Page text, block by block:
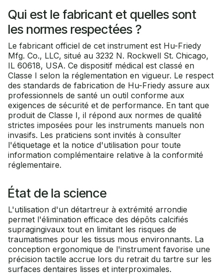
Qui est le fabricant et quelles sont
les normes respectées ?
Le fabricant officiel de cet instrument est Hu-Friedy
Mfg. Co., LLC, situé au 3232 N. Rockwell St. Chicago,
IL 60618, USA. Ce dispositif médical est classé en
Classe I selon la réglementation en vigueur. Le respect
des standards de fabrication de Hu-Friedy assure aux
professionnels de santé un outil conforme aux
exigences de sécurité et de performance. En tant que
produit de Classe I, il répond aux normes de qualité
strictes imposées pour les instruments manuels non
invasifs. Les praticiens sont invités à consulter
l'étiquetage et la notice d'utilisation pour toute
information complémentaire relative à la conformité
réglementaire.
État de la science
L'utilisation d'un détartreur à extrémité arrondie
permet l'élimination efficace des dépôts calcifiés
supragingivaux tout en limitant les risques de
traumatismes pour les tissus mous environnants. La
conception ergonomique de l'instrument favorise une
précision tactile accrue lors du retrait du tartre sur les
surfaces dentaires lisses et interproximales.